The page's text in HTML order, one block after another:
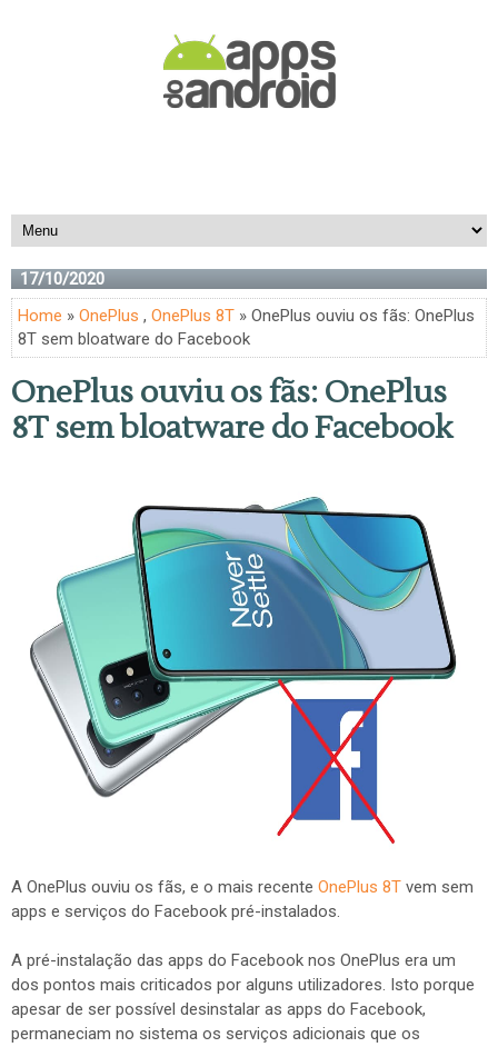
17/10/2020
Home » OnePlus , OnePlus 8T » OnePlus ouviu os fãs: OnePlus
8T sem bloatware do Facebook
OnePlus ouviu os fãs: OnePlus
8T sem bloatware do Facebook
A OnePlus ouviu os fãs, e o mais recente OnePlus 8T vem sem
apps e serviços do Facebook pré-instalados.
A pré-instalação das apps do Facebook nos OnePlus era um
dos pontos mais criticados por alguns utilizadores. Isto porque
apesar de ser possível desinstalar as apps do Facebook,
permaneciam no sistema os serviços adicionais que os